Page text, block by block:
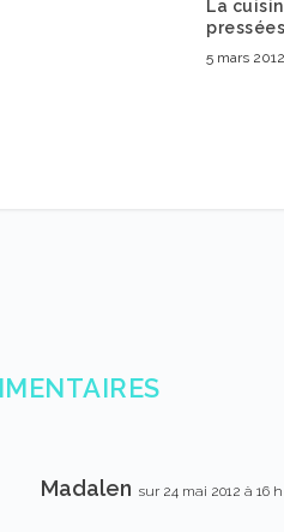
La
pressées
5 mars 2012
Madalen sur 24 mai 2012 à 16